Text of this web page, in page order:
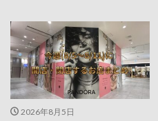
2026年8月5日